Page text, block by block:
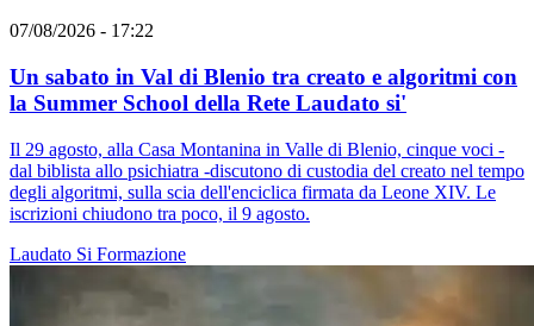
07/08/2026 - 17:22
Un sabato in Val di Blenio tra creato e algoritmi con
la Summer School della Rete Laudato si'
Il 29 agosto, alla Casa Montanina in Valle di Blenio, cinque voci -
dal biblista allo psichiatra -discutono di custodia del creato nel tempo
degli algoritmi, sulla scia dell'enciclica firmata da Leone XIV. Le
iscrizioni chiudono tra poco, il 9 agosto.
Laudato Si Formazione